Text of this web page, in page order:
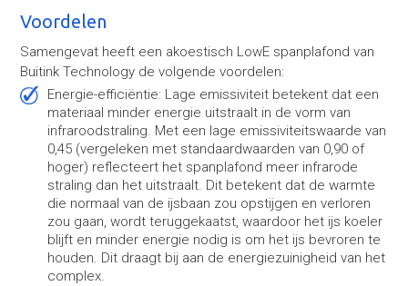
Voordelen
Samengevat heeft een akoestisch LowE spanplafond van
Buitink Technology de volgende voordelen:
Energie-efficiëntie: Lage emissiviteit betekent dat een
materiaal minder energie uitstraalt in de vorm van
infraroodstraling. Met een lage emissiviteitswaarde van
0,45 (vergeleken met standaardwaarden van 0,90 of
hoger) reflecteert het spanplafond meer infrarode
straling dan het uitstraalt. Dit betekent dat de warmte
die normaal van de ijsbaan zou opstijgen en verloren
zou gaan, wordt teruggekaatst, waardoor het ijs koeler
blijft en minder energie nodig is om het ijs bevroren te
houden. Dit draagt bij aan de energiezuinigheid van het
complex.